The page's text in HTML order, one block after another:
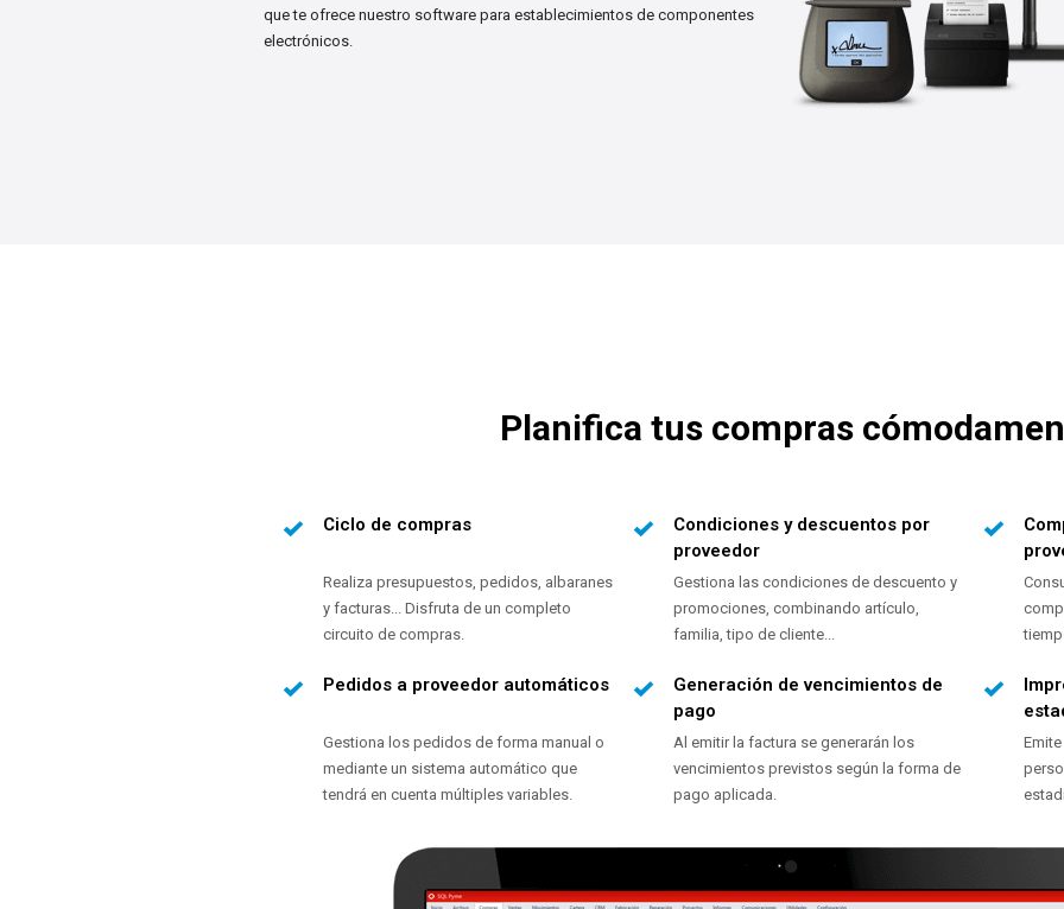
que te ofrece nuestro software para establecimientos de componentes
electrónicos.
Planifica tus compras
Ciclo de compras
Realiza presupuestos, pedidos, albaranes
y facturas... Disfruta de un completo
circuito de compras.
Condiciones y descuentos por
proveedor
Gestiona las condiciones de descuento y
promociones, combinando artículo,
familia, tipo de cliente...
Pedidos a proveedor automáticos
Gestiona los pedidos de forma manual o
mediante un sistema automático que
tendrá en cuenta múltiples variables.
Generación de vencimientos de
pago
Al emitir la factura se generarán los
vencimientos previstos según la forma de
pago aplicada.